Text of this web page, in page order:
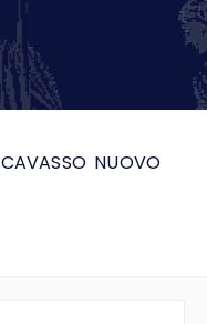
CAVASSO NUOVO